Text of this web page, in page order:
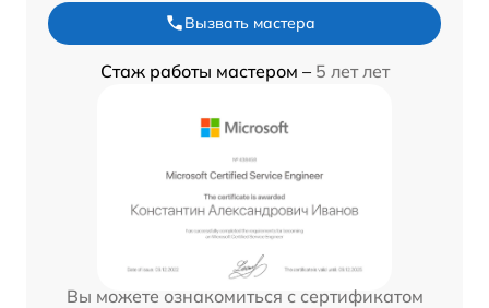
Вызвать мастера
Стаж работы мастером – 5 лет лет
Вы можете ознакомиться с сертификатом